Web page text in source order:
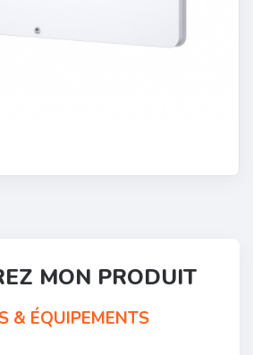
MON PRODUIT
& ÉQUIPEMENTS